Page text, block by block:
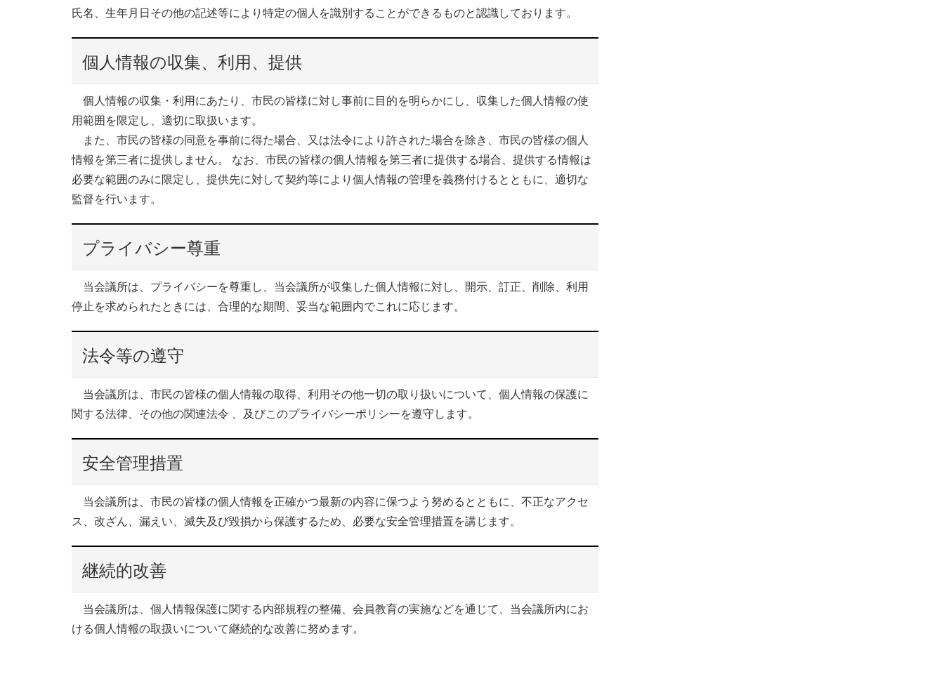
氏名、生年月日その他の記述等により特定の個人を識別することができるものと認識しております。
個人情報の収集、利用、提供
個人情報の収集・利用にあたり、市民の皆様に対し事前に目的を明らかにし、収集した個人情報の使
用範囲を限定し、適切に取扱います。
また、市民の皆様の同意を事前に得た場合、又は法令により許された場合を除き、市民の皆様の個人
情報を第三者に提供しません。 なお、市民の皆様の個人情報を第三者に提供する場合、提供する情報は
必要な範囲のみに限定し、提供先に対して契約等により個人情報の管理を義務付けるとともに、適切な
監督を行います。
プライバシー尊重
当会議所は、プライバシーを尊重し、当会議所が収集した個人情報に対し、開示、訂正、削除、利用
停止を求められたときには、合理的な期間、妥当な範囲内でこれに応じます。
法令等の遵守
当会議所は、市民の皆様の個人情報の取得、利用その他一切の取り扱いについて、個人情報の保護に
関する法律、その他の関連法令 、及びこのプライバシーポリシーを遵守します。
安全管理措置
当会議所は、市民の皆様の個人情報を正確かつ最新の内容に保つよう努めるとともに、不正なアクセ
ス、改ざん、漏えい、滅失及び毀損から保護するため、必要な安全管理措置を講じます。
継続的改善
当会議所は、個人情報保護に関する内部規程の整備、会員教育の実施などを通じて、当会議所内にお
ける個人情報の取扱いについて継続的な改善に努めます。